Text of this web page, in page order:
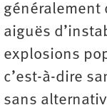
généralement
aiguës
explosions
c’est-à-dire
sans